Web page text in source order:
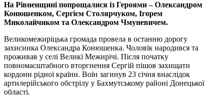
На Рівненщині попрощалися із Героями – Олександром
Конюшенком, Сергієм Столярчуком, Ігорем
Миколайчиком та Олександром Чмуневичем.
Великомежиріцька громада провела в останню дорогу
захисника Олександра Конюшенка. Чоловік народився та
проживав у селі Великі Межирічі. Після початку
повномасштабного вторгнення Сергій пішов захищати
кордони рідної країни. Воїн загинув 23 січня внаслідок
артилерійського обстрілу у Бахмутському районі Донецької
області.